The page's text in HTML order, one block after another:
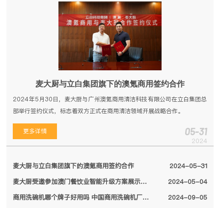
麦大厨与立白集团旗下的澳氪商用签约合作
2024年5月30日，麦大厨与广州澳氪商用清洁科技有限公司在立白集团总
部举行签约仪式，标志着双方正式在商用清洁领域开展战略合作。
更多详情 05-31
2024
麦大厨与立白集团旗下的澳氪商用签约合作
2024-05-31
麦大厨受邀参加澳门餐饮业智能升级方案展示会，备受特区领导关注
2024-05-04
商用洗碗机哪个牌子好用吗 中国商用洗碗机厂家排名前十名单2024
2024-09-05